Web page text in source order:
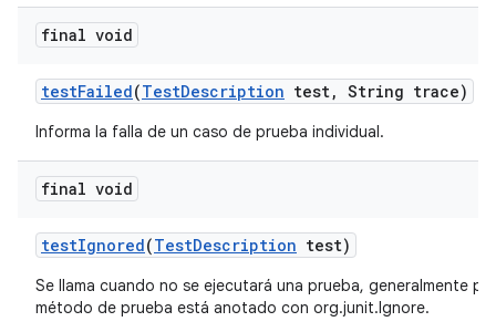
final void
testFailed(TestDescription test, String trace)
Informa la falla de un caso de prueba individual.
final void
testIgnored(TestDescription test)
Se llama cuando no se ejecutará una prueba, generalmente
método de prueba está anotado con org.junit.Ignore.